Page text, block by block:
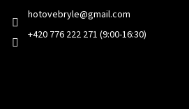
hotovebryle@gmail.com
+420 776 222 271 (9:00-16:30)